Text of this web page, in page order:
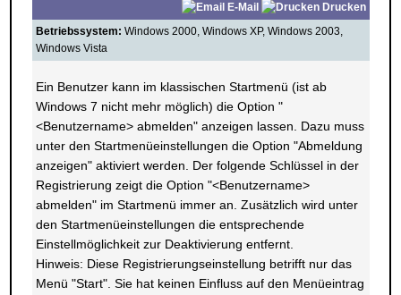
E-Mail
Drucken
Betriebssystem: Windows 2000, Windows XP, Windows 2003,
Windows Vista
Ein Benutzer kann im klassischen Startmenü (ist ab
Windows 7 nicht mehr möglich) die Option "
<Benutzername> abmelden" anzeigen lassen. Dazu muss
unter den Startmenüeinstellungen die Option "Abmeldung
anzeigen" aktiviert werden. Der folgende Schlüssel in der
Registrierung zeigt die Option "<Benutzername>
abmelden" im Startmenü immer an. Zusätzlich wird unter
den Startmenüeinstellungen die entsprechende
Einstellmöglichkeit zur Deaktivierung entfernt.
Hinweis: Diese Registrierungseinstellung betrifft nur das
Menü "Start". Sie hat keinen Einfluss auf den Menüeintrag